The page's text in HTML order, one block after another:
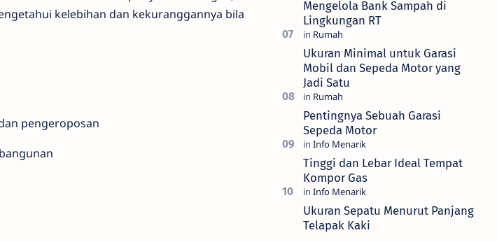
kelebihan dan kekuranggannya bila
pengeroposan
Mengelola Bank Sampah di
Lingkungan RT
Ukuran Minimal untuk Garasi
Mobil dan Sepeda Motor yang
Jadi Satu
Pentingnya Sebuah Garasi
Sepeda Motor
Tinggi dan Lebar Ideal Tempat
Kompor Gas
Ukuran Sepatu Menurut Panjang
Telapak Kaki